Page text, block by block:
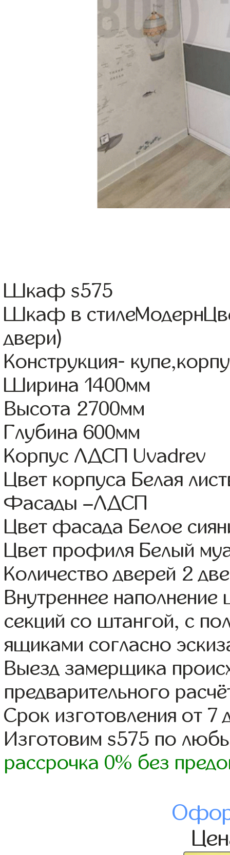
Шкаф s575
Шкаф в
двери)
Конструкция-
Ширина 1400мм
Высота 2700мм
Глубина 600мм
Корпус ЛДСП Uvadrev
Цвет корпуса Белая
Фасады –ЛДСП
Цвет фасада Белое
Цвет профиля Белый
Количество дверей 2
Внутреннее
секций со штангой, с
ящиками согласно
Выезд замерщика
предварительного
Срок изготовления от 7
Изготовим s575 по
рассрочка 0% без